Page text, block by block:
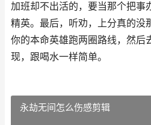
加班却不出活的，要当那个把事
精英。最后，听劝，上分真的没
你的本命英雄跑两圈路线，然后
现，跟喝水一样简单。
永劫无间怎么伤感剪辑